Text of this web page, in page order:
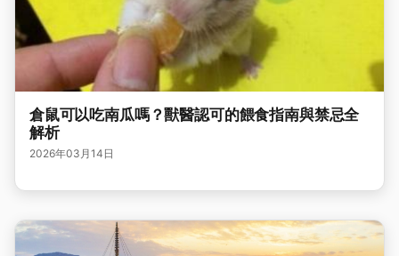
倉鼠可以吃南瓜嗎？獸醫認可的餵食指南與禁忌全
解析
2026年03月14日